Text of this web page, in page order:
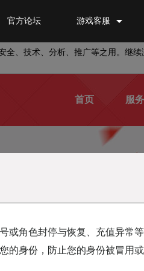
游戏客服
官方论坛
全、技术、分析、推广等之用。继
首页 服
或角色封停与恢复、充值异常
的身份，防止您的身份被冒用